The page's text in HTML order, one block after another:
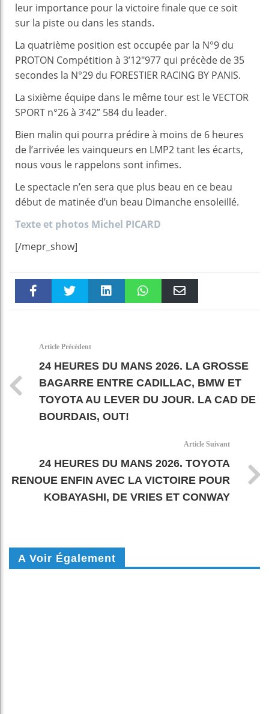
leur importance pour la victoire finale que ce soit
sur la piste ou dans les stands.
La quatrième position est occupée par la N°9 du
PROTON Compétition à 3’12″977 qui précède de 35
secondes la N°29 du FORESTIER RACING BY PANIS.
La sixième équipe dans le même tour est le VECTOR
SPORT n°26 à 3’42” 584 du leader.
Bien malin qui pourra prédire à moins de 6 heures
de l’arrivée les vainqueurs en LMP2 tant les écarts,
nous vous le rappelons sont infimes.
Le spectacle n’en sera que plus beau en ce beau
début de matinée d’un beau Dimanche ensoleillé.
Texte et photos Michel PICARD
[/mepr_show]
Article Précédent
24 HEURES DU MANS 2026. LA GROSSE
BAGARRE ENTRE CADILLAC, BMW ET
TOYOTA AU LEVER DU JOUR. LA CAD DE
BOURDAIS, OUT!
Article Suivant
24 HEURES DU MANS 2026. TOYOTA
RENOUE ENFIN AVEC LA VICTOIRE POUR
KOBAYASHI, DE VRIES ET CONWAY
A Voir Également